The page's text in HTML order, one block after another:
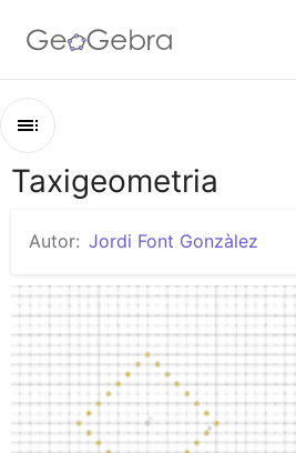
Google Classroom
Aula GeoGebra
Valideu-vos
Esbós
Altres taxistes
Taxigeometria
Autor: Jordi Font Gonzàlez